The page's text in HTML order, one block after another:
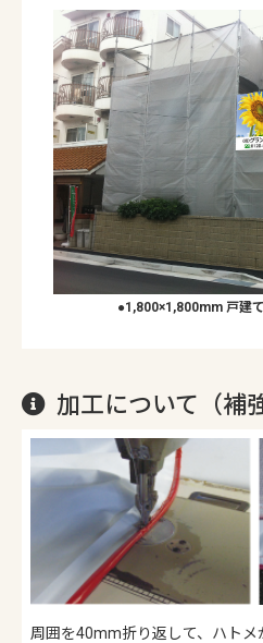
●1,800×1,800mm 戸建
加工について（補
周囲を40mm折り返して、ハト